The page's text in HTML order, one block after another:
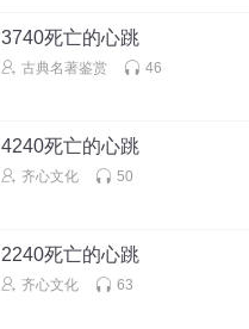
3740死亡的心跳
古典名著鉴赏 46
4240死亡的心跳
齐心文化 50
2240死亡的心跳
齐心文化 63